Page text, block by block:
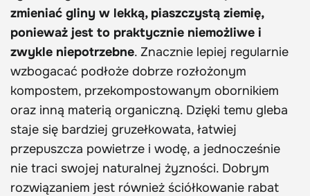
zmieniać gliny w lekką, piaszczystą ziemię,
ponieważ jest to praktycznie niemożliwe i
zwykle niepotrzebne. Znacznie lepiej regularnie
wzbogacać podłoże dobrze rozłożonym
kompostem, przekompostowanym obornikiem
oraz inną materią organiczną. Dzięki temu gleba
staje się bardziej gruzełkowata, łatwiej
przepuszcza powietrze i wodę, a jednocześnie
nie traci swojej naturalnej żyzności. Dobrym
rozwiązaniem jest również ściółkowanie rabat